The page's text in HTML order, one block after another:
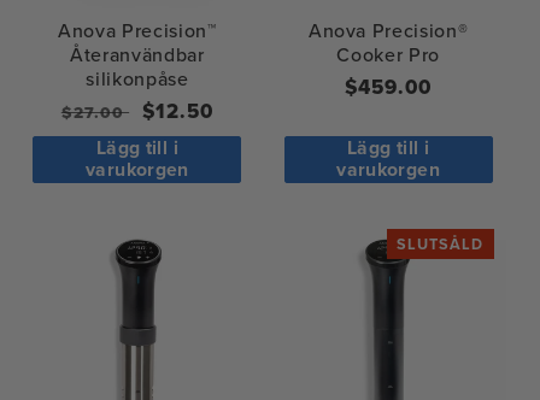
Anova Precision™
Återanvändbar
silikonpåse
Ordinarie
pris
$27.00 Försäljningspris
$12.50
Lägg till i
varukorgen
Anova Precision®
Cooker Pro
Ordinarie
$459.00
Lägg till i
varukorgen
SLUTSÅLD